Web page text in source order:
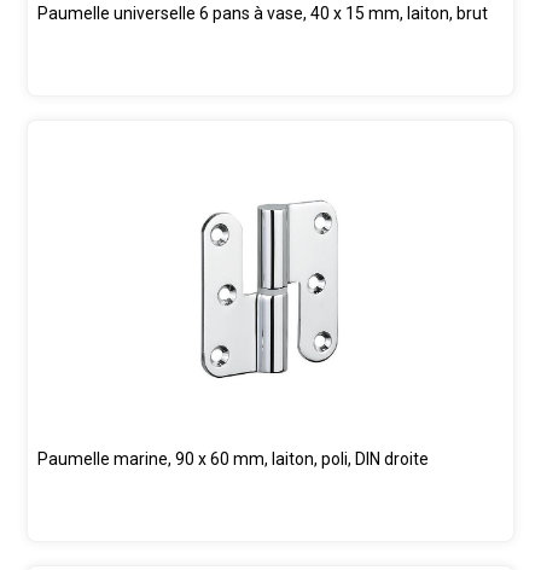
Paumelle universelle 6 pans à vase, 40 x 15 mm, laiton, brut
Paumelle marine, 90 x 60 mm, laiton, poli, DIN droite